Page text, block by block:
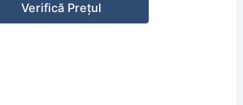
Verifică Prețul